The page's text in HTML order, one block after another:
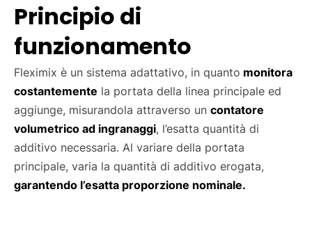
Principio di
funzionamento
Fleximix è un sistema adattativo, in quanto monitora
costantemente la portata della linea principale ed
aggiunge, misurandola attraverso un contatore
volumetrico ad ingranaggi, l’esatta quantità di
additivo necessaria. Al variare della portata
principale, varia la quantità di additivo erogata,
garantendo l’esatta proporzione nominale.